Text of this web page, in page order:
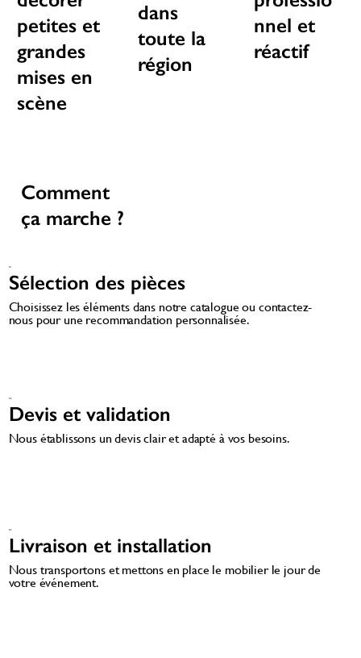
petites et
grandes
mises en
scène
dans
toute la
région
nnel et
réactif
Comment
ça marche ?
01
Sélection des pièces
Choisissez les éléments dans notre catalogue ou contactez-
nous pour une recommandation personnalisée.
02
Devis et validation
Nous établissons un devis clair et adapté à vos besoins.
03
Livraison et installation
Nous transportons et mettons en place le mobilier le jour de
votre événement.